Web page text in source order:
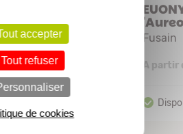
Fusain
A partir
accepter
Tout refuser
de cookies